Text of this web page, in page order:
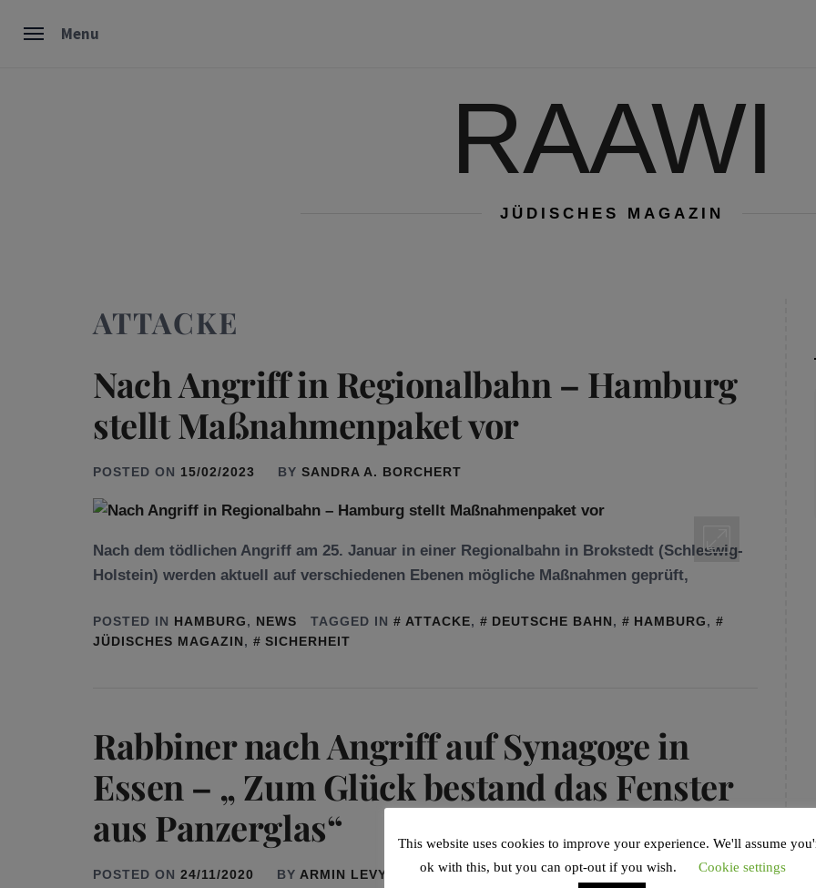
Menu
RAAWI
JÜDISCHES MAGAZIN
ATTACKE
Nach Angriff in Regionalbahn – Hamburg
stellt Maßnahmenpaket vor
POSTED ON 15/02/2023 BY SANDRA A. BORCHERT
Nach dem tödlichen Angriff am 25. Januar in einer Regionalbahn in Brokstedt (Schleswig-
Holstein) werden aktuell auf verschiedenen Ebenen mögliche Maßnahmen geprüft,
POSTED IN HAMBURG, NEWS TAGGED IN ATTACKE, DEUTSCHE BAHN, HAMBURG,
JÜDISCHES MAGAZIN, SICHERHEIT
Rabbiner nach Angriff auf Synagoge in
Essen – „ Zum Glück bestand das Fenster
aus Panzerglas“
POSTED ON 24/11/2020 BY ARMIN LEVY
This website uses cookies to improve your experience. We'll assume
ok with this, but you can opt-out if you wish.
Cookie settings